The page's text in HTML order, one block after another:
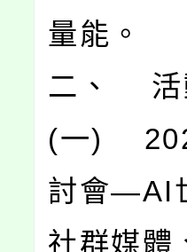
量能。
二、 活
(一)
討會—AI
社群媒體